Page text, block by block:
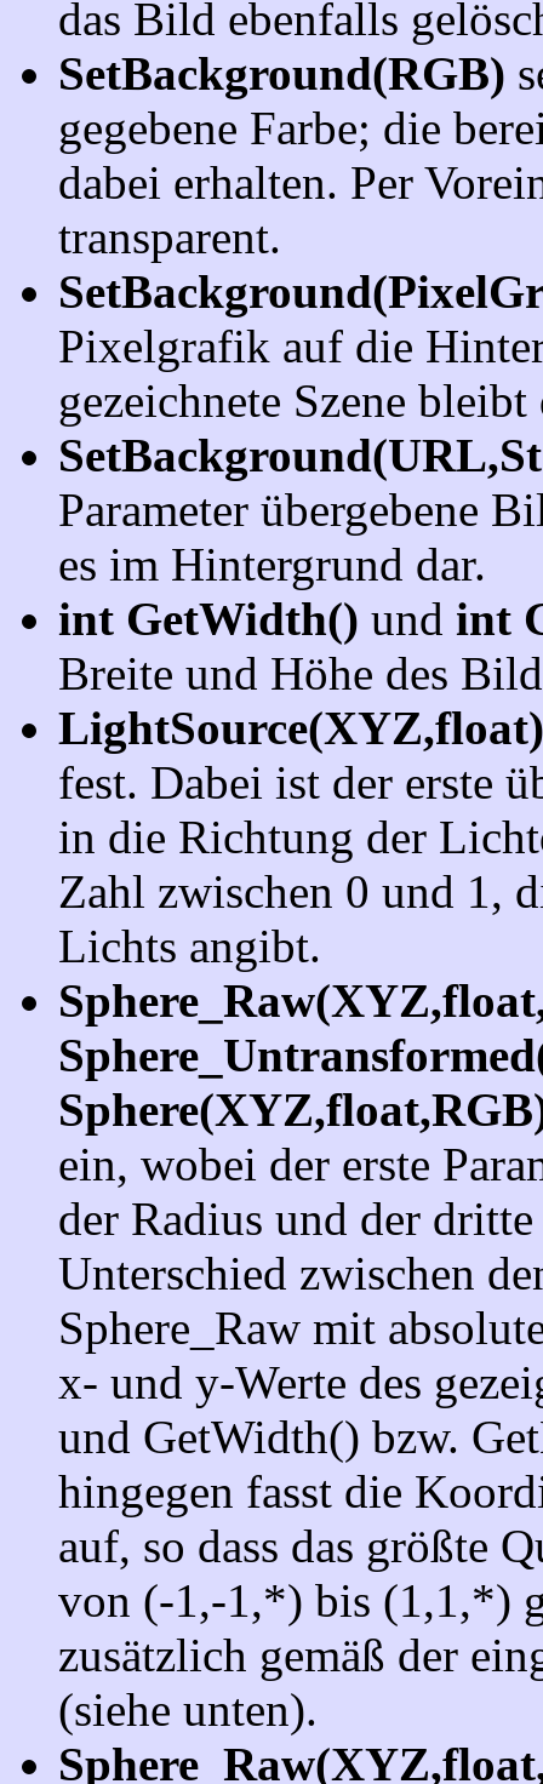
das Bild ebenfalls
SetBackground(RGB)
gegebene Farbe; die
dabei erhalten. Per
transparent.
Pixelgrafik auf die
gezeichnete Szene
Parameter übergebene
es im Hintergrund dar.
int GetWidth() und int
Breite und Höhe des
LightSource(XYZ,float)
fest. Dabei ist der erste
in die Richtung der
Zahl zwischen 0 und 1,
Lichts angibt.
ein, wobei der erste
der Radius und der
Unterschied zwischen
Sphere_Raw mit
x- und y-Werte des
und GetWidth() bzw.
hingegen fasst die
auf, so dass das größte
von (-1,-1,*) bis (1,1,*)
zusätzlich gemäß der
(siehe unten).